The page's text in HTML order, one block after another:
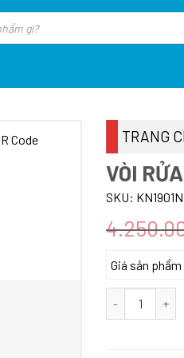
TRANG
VÒI
SKU: KN1901N
Giá sản
VÒI RỬA BÁT